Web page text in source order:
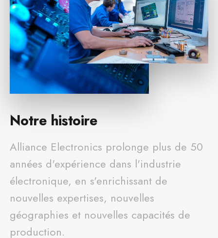
Notre histoire
Alliance Electronics prolonge plus de 50
années d'expérience dans l'industrie
électronique, en s'enrichissant de
nouvelles expertises, nouvelles
géographies et nouvelles capacités de
production.